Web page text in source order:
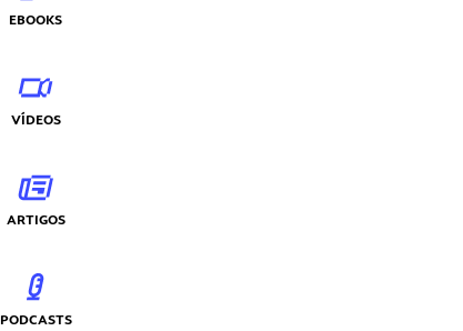
EBOOKS
VÍDEOS
ARTIGOS
PODCASTS